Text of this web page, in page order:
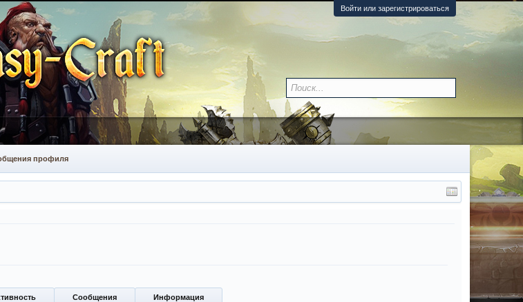
Войти или зарегистрироваться
Сообщения Информация
профиля